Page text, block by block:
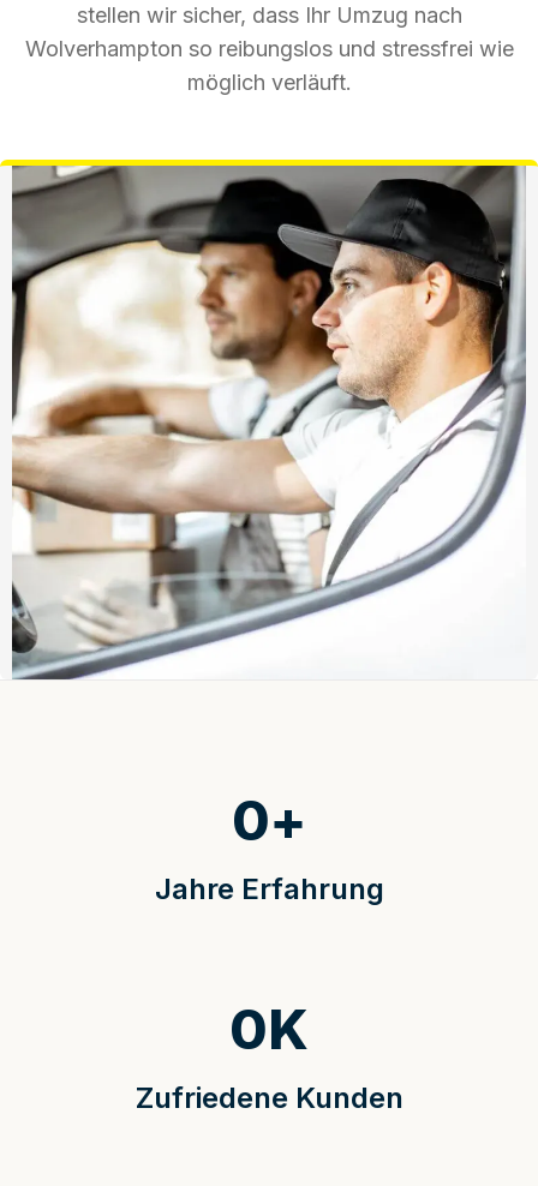
stellen wir sicher, dass Ihr Umzug nach
Wolverhampton so reibungslos und stressfrei wie
möglich verläuft.
Jahre Erfahrung
0+
Zufriedene Kunden
0K